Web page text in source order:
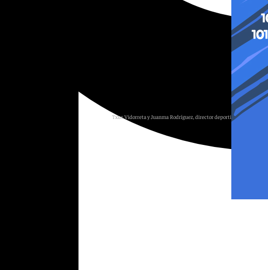
Txus Vidorreta y Juanma Rodríguez, director deportivo del Unicaja